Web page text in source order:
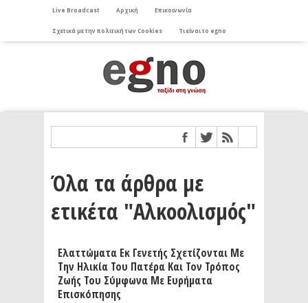
Live Broadcast Αρχική Επικοινωνία
Σχετικά με την πολιτική των Cookies Τι είναι το egno
Όλα τα άρθρα με
ετικέτα "Αλκοολισμός"
Ελαττώματα Εκ Γενετής Σχετίζονται Με
Την Ηλικία Του Πατέρα Και Τον Τρόπος
Ζωής Του Σύμφωνα Με Ευρήματα
Επισκόπησης